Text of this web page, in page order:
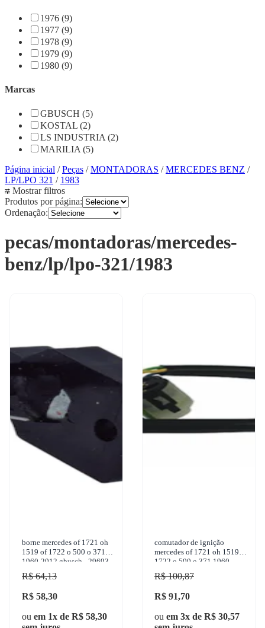
1976 (9)
1977 (9)
1978 (9)
1979 (9)
1980 (9)
Marcas
GBUSCH (5)
KOSTAL (2)
LS INDUSTRIA (2)
MARILIA (5)
Página inicial /Peças /MONTADORAS /MERCEDES BENZ /
LP/LPO 321 / 1983
Mostrar filtros
Produtos por página:
Ordenação:
pecas/montadoras/mercedes-
benz/lp/lpo-321/1983
borne mercedes of 1721 oh
1519 of 1722 o 500 o 371
1960-2012 gbusch - 29693
R$ 64,13
R$ 58,30
ou em 1x de R$ 58,30
comutador de ignição
mercedes of 1721 oh 1519 of
1722 o 500 o 371 1960-
2012 marilia - im11235-s
R$ 100,87
R$ 91,70
ou em 3x de R$ 30,57